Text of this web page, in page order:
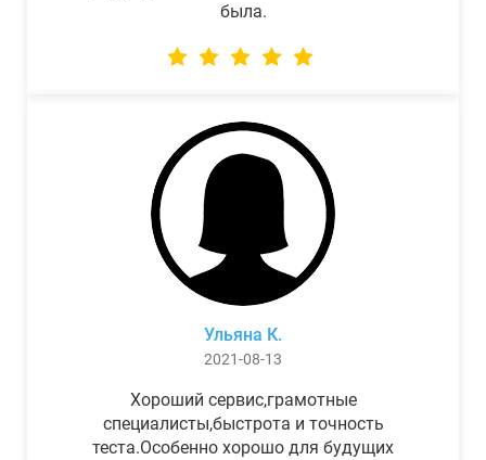
была.
Ульяна К.
2021-08-13
Хороший сервис,грамотные
специалисты,быстрота и точность
теста.Особенно хорошо для будущих